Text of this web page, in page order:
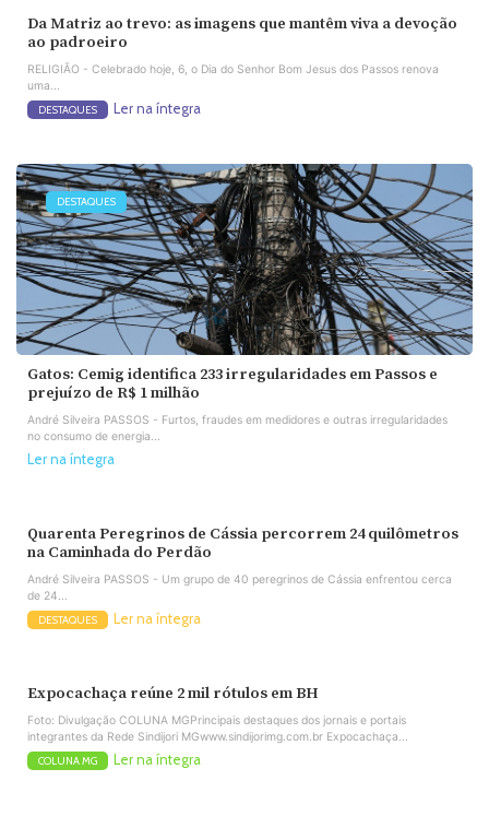
Da Matriz ao trevo: as imagens que mantêm viva a devoção
ao padroeiro
RELIGIÃO - Celebrado hoje, 6, o Dia do Senhor Bom Jesus dos Passos renova
uma...
DESTAQUES Ler na íntegra
DESTAQUES
Gatos: Cemig identifica 233 irregularidades em Passos e
prejuízo de R$ 1 milhão
André Silveira PASSOS - Furtos, fraudes em medidores e outras irregularidades
no consumo de energia...
Ler na íntegra
Quarenta Peregrinos de Cássia percorrem 24 quilômetros
na Caminhada do Perdão
André Silveira PASSOS - Um grupo de 40 peregrinos de Cássia enfrentou cerca
de 24...
DESTAQUES Ler na íntegra
Expocachaça reúne 2 mil rótulos em BH
Foto: Divulgação COLUNA MGPrincipais destaques dos jornais e portais
integrantes da Rede Sindijori MGwww.sindijorimg.com.br Expocachaça...
COLUNA MG Ler na íntegra